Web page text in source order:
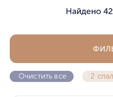
Найдено
Очистить все 2